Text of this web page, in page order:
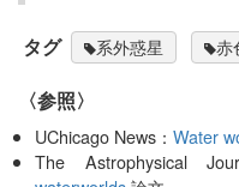
タグ 系外惑星 赤
〈参照〉
UChicago News：Water
The Astrophysical